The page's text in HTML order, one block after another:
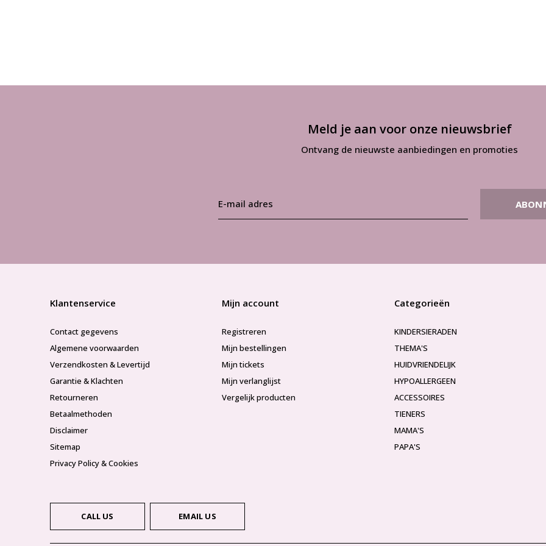
Meld je aan voor onze nieuwsbrief
Ontvang de nieuwste aanbiedingen en promoties
Klantenservice
Contact gegevens
Algemene voorwaarden
Verzendkosten & Levertijd
Garantie & Klachten
Retourneren
Betaalmethoden
Disclaimer
Sitemap
Privacy Policy & Cookies
Mijn account
Registreren
Mijn bestellingen
Mijn tickets
Mijn verlanglijst
Vergelijk producten
Categorieën
KINDERSIERADEN
THEMA'S
HUIDVRIENDELIJK
HYPOALLERGEEN
ACCESSOIRES
TIENERS
MAMA'S
PAPA'S
CALL US EMAIL US